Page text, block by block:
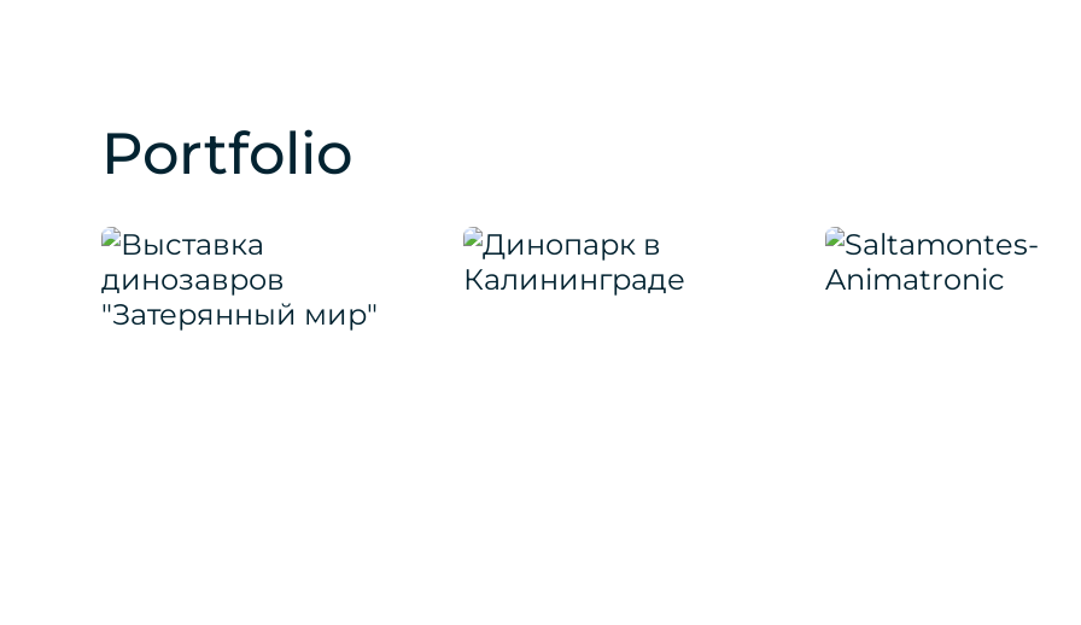
Portfolio